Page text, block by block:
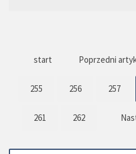
start Poprzedni
255 256 257
261 262